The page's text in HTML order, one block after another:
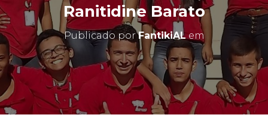
E
G
O
Ranitidine Barato
Publicado porFantikiALem